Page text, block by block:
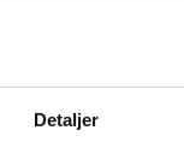
Detaljer